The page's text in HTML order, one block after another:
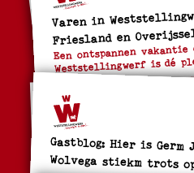
Varen in
Friesland en
Een ontspannen
Weststellingwerf is dé
Gastblog: Hier is Germ
Wolvega stiekm trots